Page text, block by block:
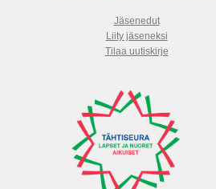
Jäsenedut
Liity jäseneksi
Tilaa uutiskirje